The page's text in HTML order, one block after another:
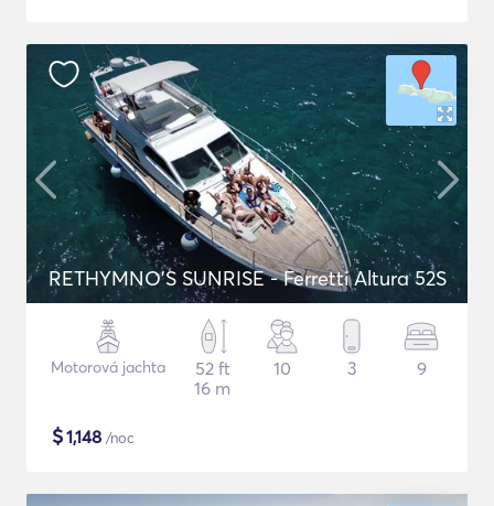
RETHYMNO'S SUNRISE - Ferretti Altura 52S
Motorová jachta
52 ft
16 m
10 3 9
$1,148 /noc